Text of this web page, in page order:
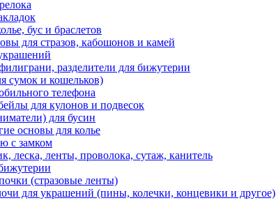
бус и браслетов
для стразов, кабошонов и камей
разделители для бижутерии
сумок и кошельков)
телефона
для кулонов и подвесок
для бусин
основы для колье
с замком
леска, ленты, проволока, сутаж, канитель
(стразовые ленты)
для украшений (пины, колечки, концевики и другое)